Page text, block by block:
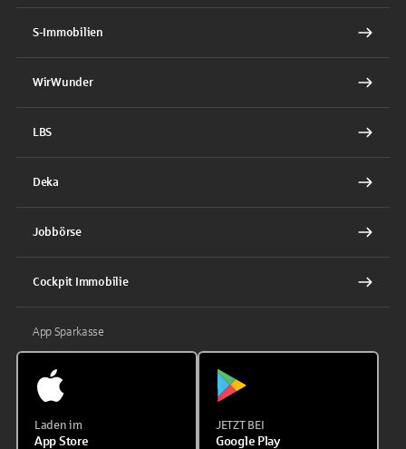
S-Immobilien
WirWunder
LBS
Deka
Jobbörse
Cockpit Immobilie
App Sparkasse
Laden im
App Store
JETZT BEI
Google Play